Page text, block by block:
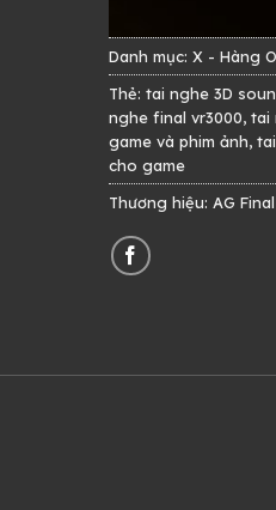
Danh mục: X - Hàng
Thẻ: tai nghe 3D
nghe final vr3000, tai
game và phim ảnh,
cho game
Thương hiệu: AG